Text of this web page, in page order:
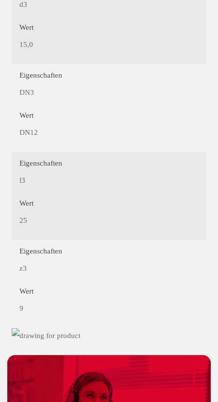
d3
Wert
15,0
Eigenschaften
DN3
Wert
DN12
Eigenschaften
l3
Wert
25
Eigenschaften
z3
Wert
9